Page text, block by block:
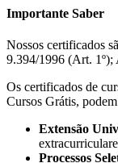
Importante Saber
Nossos certificados
9.394/1996 (Art. 1º);
Os certificados de
Cursos Grátis,
Extensão
Processos